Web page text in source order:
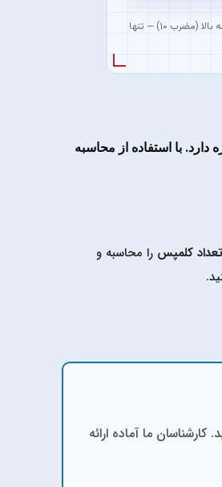
هر قالب گرد از دو نیم‌هلال تشکیل شده که با کلمس (= پین) به هم متصل می‌شوند • مبنای محاسبه قالب‌های ۱ متری است • قالب با پشت‌بند ۲۰٪ سنگین‌تر است • تعداد کلمس رند‌شده به بالا (مضرب ۱۰) — تنها
با استفاده از محاسبه
کلمپس را محاسبه و
کارشناسان ما آماده ارائه